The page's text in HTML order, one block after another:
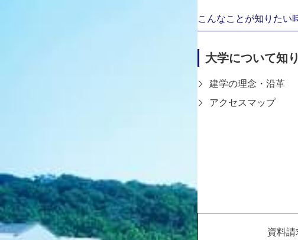
こんなことが知りたい
大学について知
建学の理念・沿革
アクセスマップ
資料